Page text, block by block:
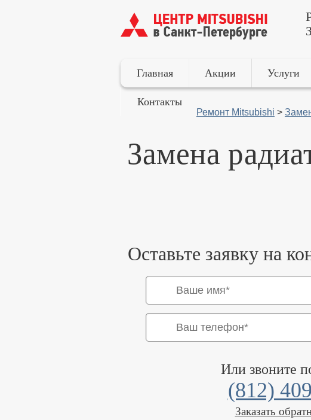
Главная Акции Услуги
Контакты
Ремонт Mitsubishi >
Замена
Оставьте заявку на
Или звоните
(812)
Заказать